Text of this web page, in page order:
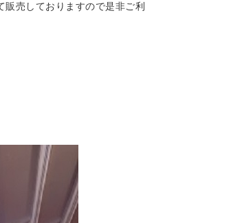
売しておりますので是非ご利